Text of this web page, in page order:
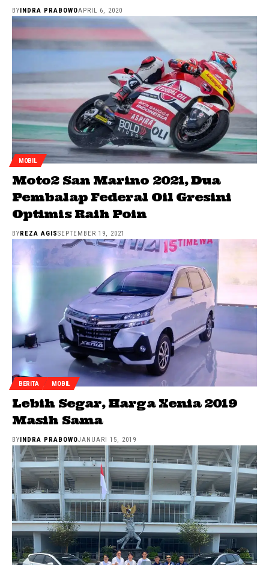
BY INDRA PRABOWOAPRIL 6, 2020
MOBIL
Moto2 San Marino 2021, Dua
Pembalap Federal Oil Gresini
Optimis Raih Poin
BY REZA AGISSEPTEMBER 19, 2021
BERITA MOBIL
Lebih Segar, Harga Xenia 2019
Masih Sama
BY INDRA PRABOWOJANUARI 15, 2019